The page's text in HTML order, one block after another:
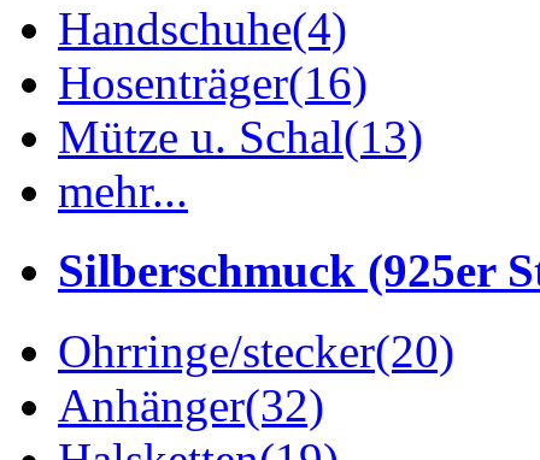
Handschuhe(4)
Hosenträger(16)
Mütze u. Schal(13)
mehr...
Silberschmuck (925er
Ohrringe/stecker(20)
Anhänger(32)